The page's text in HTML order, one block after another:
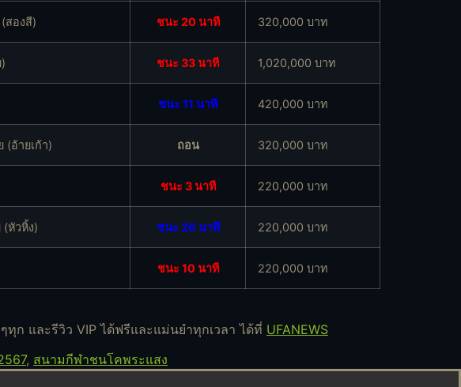
สองสี) ชนะ 20 นาที 320,000 บาท
ชนะ 33 นาที 1,020,000 บาท
ชนะ 11 นาที 420,000 บาท
(อ้ายเก้า) ถอน 320,000 บาท
ชนะ 3 นาที 220,000 บาท
หัวหิ้ง) ชนะ 26 นาที 220,000 บาท
ชนะ 10 นาที 220,000 บาท
และรีวิว VIP ได้ฟรีและแม่นยำทุกเวลา ได้ที่ UFANEWS
, สนามกีฬาชนโคพระแสง